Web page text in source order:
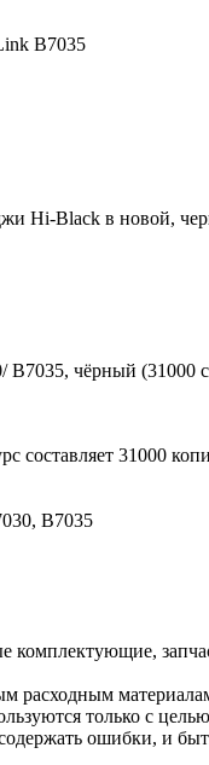
B7035
Hi-Black в новой,
B7035, чёрный (31000
31000
B7035
только с
ошибки, и